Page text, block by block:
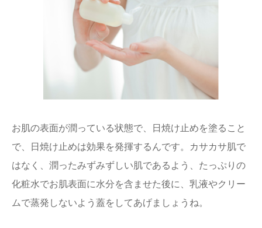
お肌の表面が潤っている状態で、日焼け止めを塗ること
で、日焼け止めは効果を発揮するんです。カサカサ肌で
はなく、潤ったみずみずしい肌であるよう、たっぷりの
化粧水でお肌表面に水分を含ませた後に、乳液やクリー
ムで蒸発しないよう蓋をしてあげましょうね。